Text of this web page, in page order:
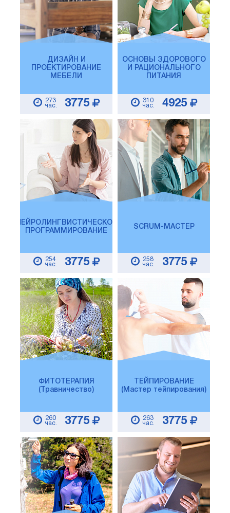
ДИЗАЙН И
ПРОЕКТИРОВАНИЕ
МЕБЕЛИ
273
час.
3775
ОСНОВЫ ЗДОРОВОГО
И РАЦИОНАЛЬНОГО
ПИТАНИЯ
310
час.
4925
НЕЙРОЛИНГВИСТИЧЕСКОЕ
ПРОГРАММИРОВАНИЕ
254
час.
3775
SCRUM-МАСТЕР
258
час.
3775
ФИТОТЕРАПИЯ
(Травничество)
260
час.
3775
ТЕЙПИРОВАНИЕ
(Мастер тейпирования)
263
час.
3775